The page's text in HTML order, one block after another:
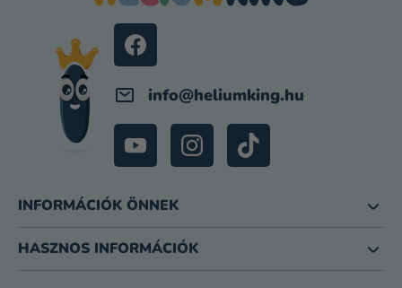
info@heliumking.hu
INFORMÁCIÓK ÖNNEK
HASZNOS INFORMÁCIÓK